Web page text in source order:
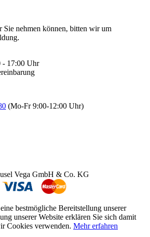
nehmen können, bitten wir um
- 17:00 Uhr
(Mo-Fr 9:00-12:00 Uhr)
Vega GmbH & Co. KG
bestmögliche Bereitstellung unserer
unserer Website erklären Sie sich damit
Cookies verwenden. Mehr erfahren